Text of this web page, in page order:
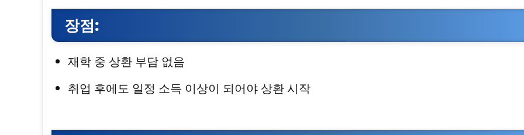
장점:
재학 중 상환 부담 없음
취업 후에도 일정 소득 이상이 되어야 상환 시작